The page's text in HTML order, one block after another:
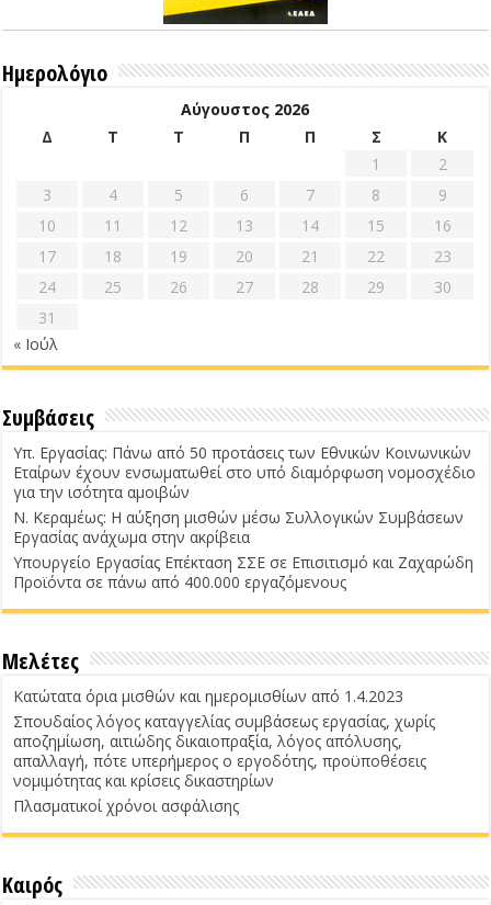
Ημερολόγιο
Αύγουστος 2026
Δ
Τ Τ Π Π Σ
Κ
1
2
3
4 5 6 7 8
9
10
11 12 13 14 15
16
17
18 19 20 21 22
23
24
25 26 27 28 29
30
31
« Ιούλ
Συμβάσεις
Υπ. Εργασίας: Πάνω από 50 προτάσεις των Εθνικών Κοινωνικών
Εταίρων έχουν ενσωματωθεί στο υπό διαμόρφωση νομοσχέδιο
για την ισότητα αμοιβών
Ν. Κεραμέως: Η αύξηση μισθών μέσω Συλλογικών Συμβάσεων
Εργασίας ανάχωμα στην ακρίβεια
Υπουργείο Εργασίας Επέκταση ΣΣΕ σε Επισιτισμό και Ζαχαρώδη
Προϊόντα σε πάνω από 400.000 εργαζόμενους
Μελέτες
Κατώτατα όρια μισθών και ημερομισθίων από 1.4.2023
Σπουδαίος λόγος καταγγελίας συμβάσεως εργασίας, χωρίς
αποζημίωση, αιτιώδης δικαιοπραξία, λόγος απόλυσης,
απαλλαγή, πότε υπερήμερος ο εργοδότης, προϋποθέσεις
νομιμότητας και κρίσεις δικαστηρίων
Πλασματικοί χρόνοι ασφάλισης
Καιρός